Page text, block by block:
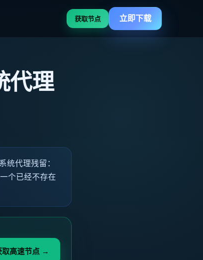
获取节点 立即下载
代理
统代理残留：
个已经不存在
取高速节点 →